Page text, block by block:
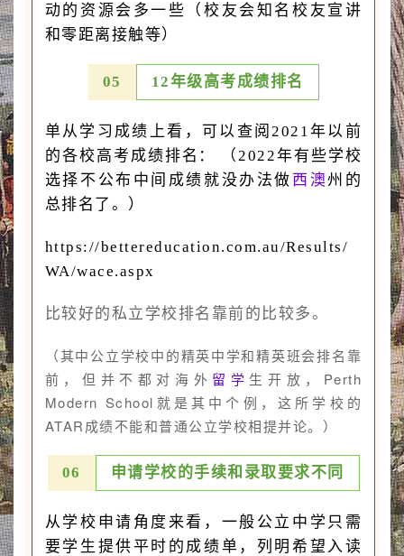
动的资源会多一些（校友会知名校友宣讲
和零距离接触等）
05 12年级高考成绩排名
单从学习成绩上看，可以查阅2021年以前
的各校高考成绩排名： （2022年有些学校
选择不公布中间成绩就没办法做 西澳州的
总排名了。）
https://bettereducation.com.au/Results/
WA/wace.aspx
比较好的私立学校排名靠前的比较多。
（其中公立学校中的精英中学和精英班会排名靠
前，但并不都对海外 留学 生开放，Perth
Modern School就是其中个例，这所学校的
ATAR成绩不能和普通公立学校相提并论。）
06 申请学校的手续和录取要求不同
从 学校申请角度来看 ，一般公立中学只需
要学生提供平时的成绩单，列明希望入读